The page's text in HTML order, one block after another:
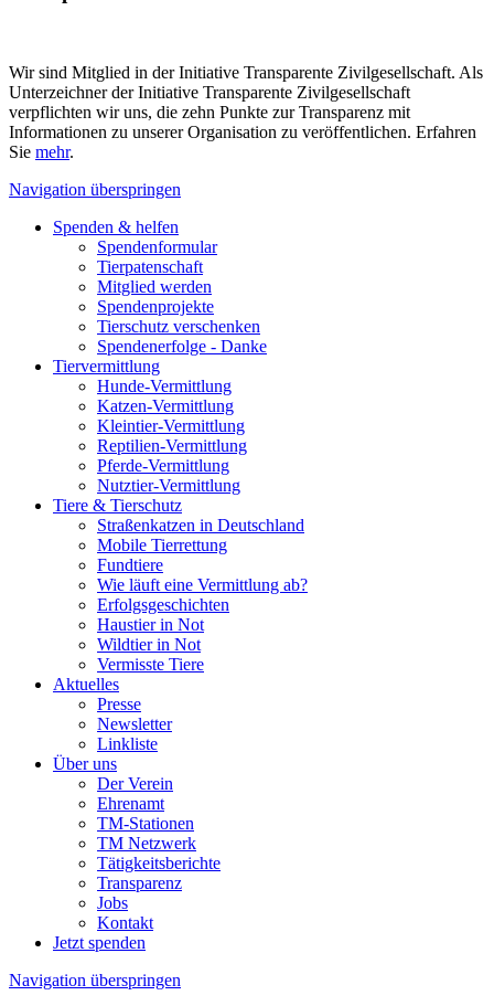
Wir sind Mitglied in der Initiative Transparente Zivilgesellschaft. Als
Unterzeichner der Initiative Transparente Zivilgesellschaft
verpflichten wir uns, die zehn Punkte zur Transparenz mit
Informationen zu unserer Organisation zu veröffentlichen. Erfahren
Sie mehr.
Navigation überspringen
Spenden & helfen
Spendenformular
Tierpatenschaft
Mitglied werden
Spendenprojekte
Tierschutz verschenken
Spendenerfolge - Danke
Tiervermittlung
Hunde-Vermittlung
Katzen-Vermittlung
Kleintier-Vermittlung
Reptilien-Vermittlung
Pferde-Vermittlung
Nutztier-Vermittlung
Tiere & Tierschutz
Straßenkatzen in Deutschland
Mobile Tierrettung
Fundtiere
Wie läuft eine Vermittlung ab?
Erfolgsgeschichten
Haustier in Not
Wildtier in Not
Vermisste Tiere
Aktuelles
Presse
Newsletter
Linkliste
Über uns
Der Verein
Ehrenamt
TM-Stationen
TM Netzwerk
Tätigkeitsberichte
Transparenz
Jobs
Kontakt
Jetzt spenden
Navigation überspringen